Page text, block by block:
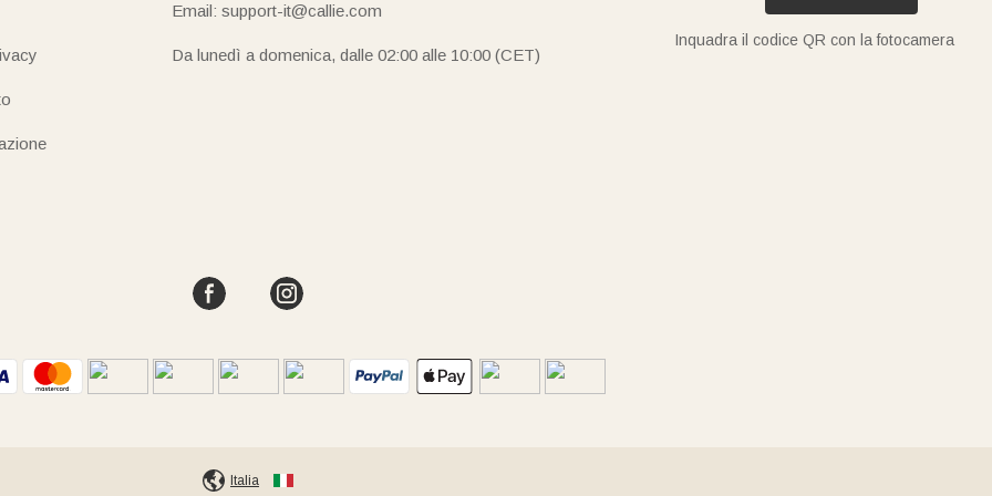
in legno o le luci da notte sono realizzati con materiali atossici e rifiniti con cura, garantendo standard di qualità elevatissimi
al momento del parto. È un tocco di classe personale che commuove sempre chi lo riceve.
Ordinare per tempo ti assicurerà di avere il pacchetto pronto per il grande giorno!
Email: support-it@callie.com
Da lunedì a domenica, dalle 02:00 alle 10:00 (CET)
Inquadra il codice QR con la fotocamera
Italia